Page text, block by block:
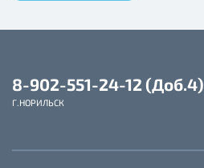
8-902-551-24-12 (Доб.4)
Г.НОРИЛЬСК